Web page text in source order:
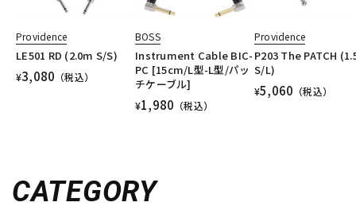
Providence
LE501 RD (2.0m S/S)
¥3,080 （税込）
BOSS
Instrument Cable BIC-
PC [15cm/L型-L型/パッ
チケーブル]
¥1,980 （税込）
Providence
P203 The PATCH
S/L)
¥5,060 （税込）
CATEGORY